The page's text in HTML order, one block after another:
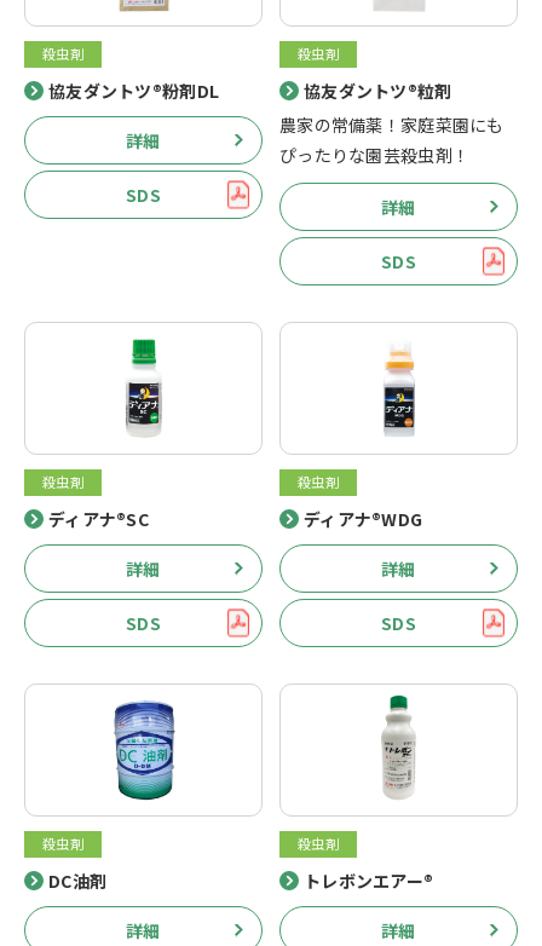
殺虫剤
協友ダントツ®粉剤DL
詳細
SDS
殺虫剤
協友ダントツ®粒剤
農家の常備薬！家庭菜園にも
ぴったりな園芸殺虫剤！
詳細
SDS
殺虫剤
ディアナ®SC
詳細
SDS
殺虫剤
ディアナ®WDG
詳細
SDS
殺虫剤
DC油剤
詳細
殺虫剤
トレボンエアー®
詳細